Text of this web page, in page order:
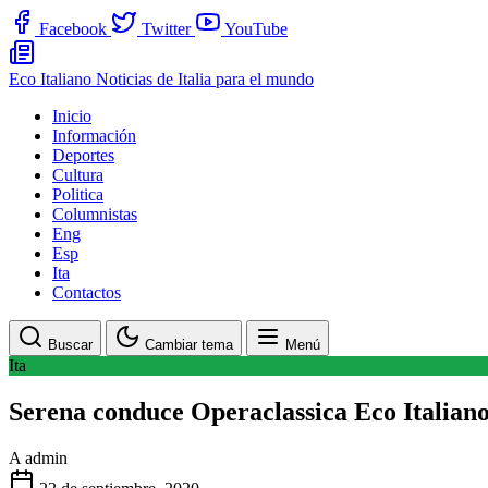
Facebook Twitter YouTube
Eco Italiano Noticias de Italia para el mundo
Inicio
Información
Deportes
Cultura
Politica
Columnistas
Eng
Esp
Ita
Contactos
Buscar Cambiar tema Menú
Ita
Serena conduce Operaclassica Eco
A admin